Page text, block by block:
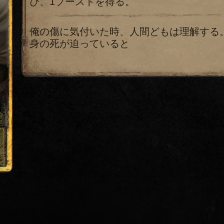
俺の傷に気付いた時、人間どもは理解する
身の死が迫っていると